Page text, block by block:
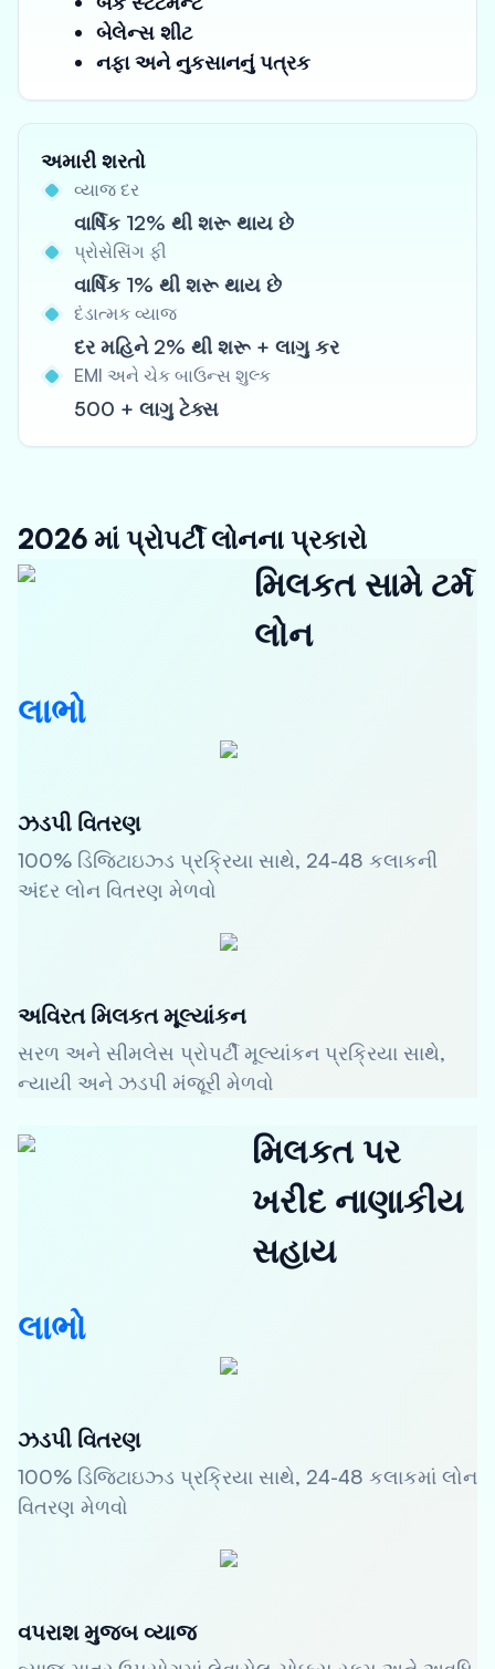
બેલેન્સ શીટ
નફા અને નુકસાનનું પત્રક
અમારી શરતો
વ્યાજ દર
વાર્ષિક 12% થી શરૂ થાય છે
પ્રોસેસિંગ ફી
વાર્ષિક 1% થી શરૂ થાય છે
દંડાત્મક વ્યાજ
દર મહિને 2% થી શરૂ + લાગુ કર
EMI અને ચેક બાઉન્સ શુલ્ક
500 + લાગુ ટેક્સ
2026 માં પ્રોપર્ટી લોનના પ્રકારો
મિલકત સામે ટર્મ
લોન
લાભો
ઝડપી વિતરણ
100% ડિજિટાઇઝ્ડ પ્રક્રિયા સાથે, 24-48 કલાકની
અંદર લોન વિતરણ મેળવો
અવિરત મિલકત મૂલ્યાંકન
સરળ અને સીમલેસ પ્રોપર્ટી મૂલ્યાંકન પ્રક્રિયા સાથે,
ન્યાયી અને ઝડપી મંજૂરી મેળવો
મિલકત પર
ખરીદ નાણાકીય
સહાય
લાભો
ઝડપી વિતરણ
100% ડિજિટાઇઝ્ડ પ્રક્રિયા સાથે, 24-48 કલાકમાં લોન
વિતરણ મેળવો
વપરાશ મુજબ વ્યાજ